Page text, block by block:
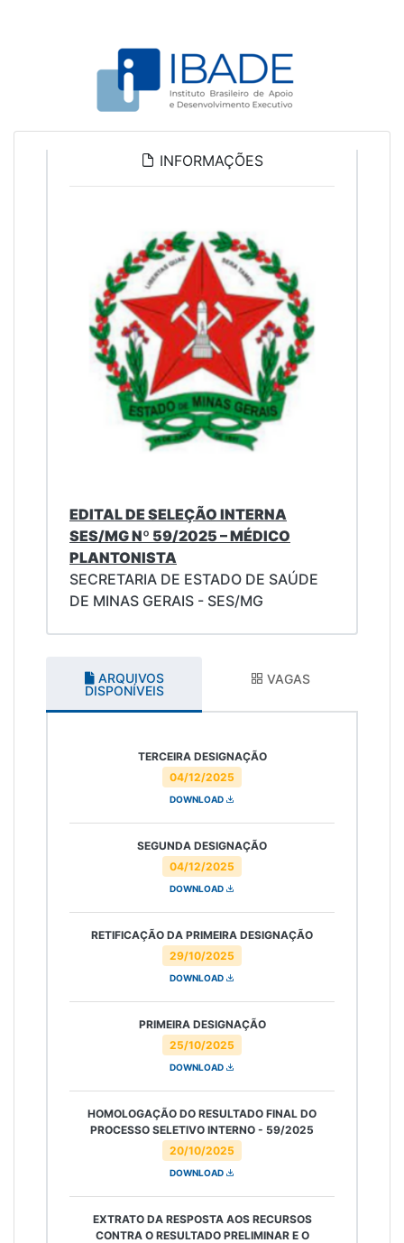
INFORMAÇÕES
EDITAL DE SELEÇÃO INTERNA
SES/MG Nº 59/2025 – MÉDICO
PLANTONISTA
SECRETARIA DE ESTADO DE SAÚDE
DE MINAS GERAIS - SES/MG
ARQUIVOS
DISPONÍVEIS
VAGAS
04/12/2025
TERCEIRA DESIGNAÇÃO
DOWNLOAD
04/12/2025
SEGUNDA DESIGNAÇÃO
DOWNLOAD
29/10/2025
RETIFICAÇÃO DA PRIMEIRA DESIGNAÇÃO
DOWNLOAD
25/10/2025
PRIMEIRA DESIGNAÇÃO
DOWNLOAD
20/10/2025
HOMOLOGAÇÃO DO RESULTADO FINAL DO
PROCESSO SELETIVO INTERNO - 59/2025
DOWNLOAD
EXTRATO DA RESPOSTA AOS RECURSOS
CONTRA O RESULTADO PRELIMINAR E O